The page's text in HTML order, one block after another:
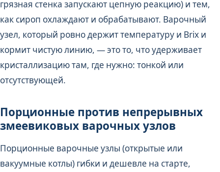
грязная стенка запускают цепную реакцию) и тем,
как сироп охлаждают и обрабатывают. Варочный
узел, который ровно держит температуру и Brix и
кормит чистую линию, — это то, что удерживает
кристаллизацию там, где нужно: тонкой или
отсутствующей.
Порционные против непрерывных
змеевиковых варочных узлов
Порционные варочные узлы (открытые или
вакуумные котлы) гибки и дешевле на старте,